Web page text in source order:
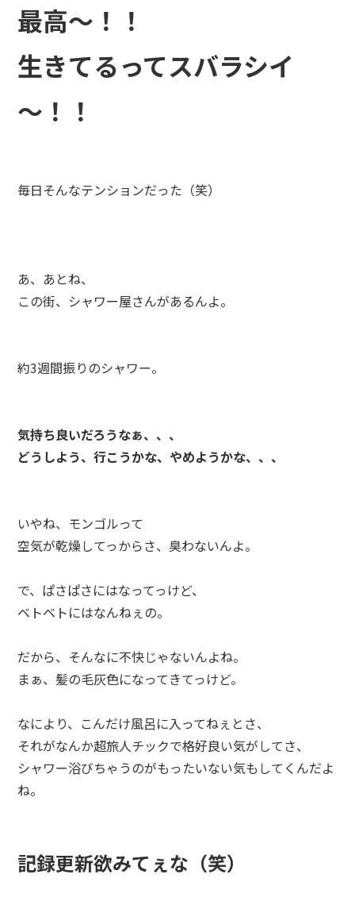
最高～！！
生きてるってスバラシイ
～！！
毎日そんなテンションだった（笑）
あ、あとね、
この街、シャワー屋さんがあるんよ。
約3週間振りのシャワー。
気持ち良いだろうなぁ、、、
どうしよう、行こうかな、やめようかな、、、
いやね、モンゴルって
空気が乾燥してっからさ、臭わないんよ。
で、ぱさぱさにはなってっけど、
ベトベトにはなんねぇの。
だから、そんなに不快じゃないんよね。
まぁ、髪の毛灰色になってきてっけど。
なにより、こんだけ風呂に入ってねぇとさ、
それがなんか超旅人チックで格好良い気がしてさ、
シャワー浴びちゃうのがもったいない気もしてくんだよ
ね。
記録更新欲みてぇな（笑）